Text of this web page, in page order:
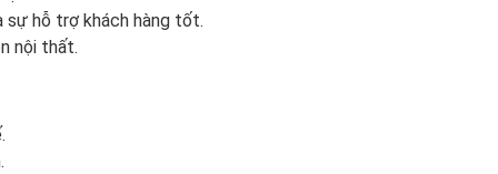
sự hỗ trợ khách hàng tốt.
nội thất.